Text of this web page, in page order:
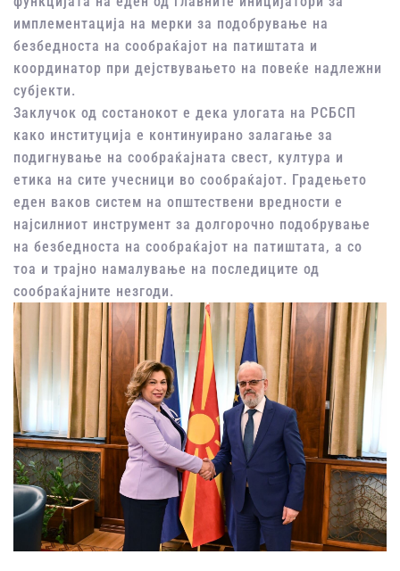
имплементација на мерки за подобрување на
безбедноста на сообраќајот на патиштата и
координатор при дејствувањето на повеќе надлежни
субјекти.
Заклучок од состанокот е дека улогата на РСБСП
како институција е континуирано залагање за
подигнување на сообраќајната свест, култура и
етика на сите учесници во сообраќајот. Градењето
еден ваков систем на општествени вредности е
најсилниот инструмент за долгорочно подобрување
на безбедноста на сообраќајот на патиштата, а со
тоа и трајно намалување на последиците од
сообраќајните незгоди.